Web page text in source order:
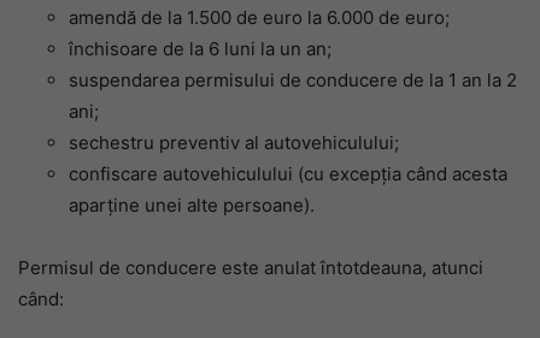
amendă de la 1.500 de euro la 6.000 de euro;
închisoare de la 6 luni la un an;
suspendarea permisului de conducere de la 1 an la 2
ani;
sechestru preventiv al autovehiculului;
confiscare autovehiculului (cu excepția când acesta
aparține unei alte persoane).
Permisul de conducere este anulat întotdeauna, atunci
când: